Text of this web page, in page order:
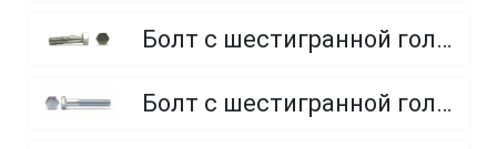
Болт с шестигранной головкой, неполная резьба, класс прочности 5.8
Болт с шестигранной головкой, неполная резьба, класс прочности 8.8